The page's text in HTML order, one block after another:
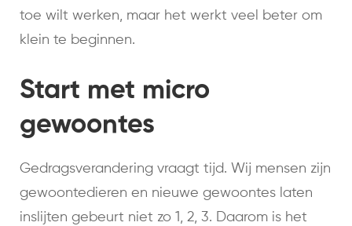
toe wilt werken, maar het werkt veel beter om
klein te beginnen.
Start met micro
gewoontes
Gedragsverandering vraagt tijd. Wij mensen zijn
gewoontedieren en nieuwe gewoontes laten
inslijten gebeurt niet zo 1, 2, 3. Daarom is het